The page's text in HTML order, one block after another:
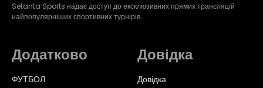
Setanta Sports надає доступ до ексклюзивних прямих трансляцій
найпопулярніших спортивних турнірів.
Додатково
ФУТБОЛ
Довідка
Довідка